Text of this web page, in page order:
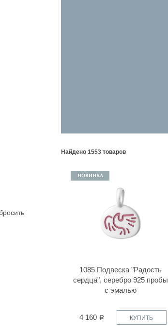
Найдено 1553 товаров
НОВИНКА
1085 Подвеска "Радость
сердца", серебро 925 пробы
с эмалью
4 160 КУПИТЬ